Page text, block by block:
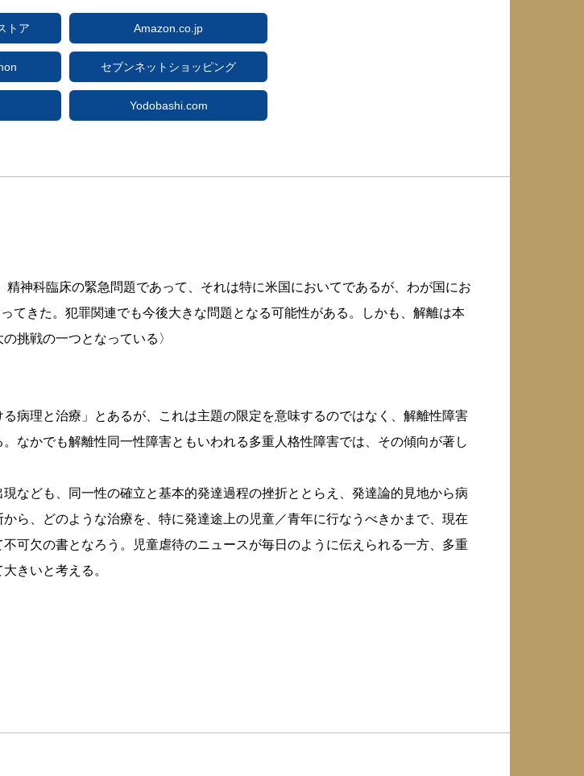
トア Amazon.co.jp
セブンネットショッピング
Yodobashi.com
神科臨床の緊急問題であって、それは特に米国においてであるが、わが国にお
てきた。犯罪関連でも今後大きな問題となる可能性がある。しかも、解離は本
挑戦の一つとなっている〉
病理と治療」とあるが、これは主題の限定を意味するのではなく、解離性障害
なかでも解離性同一性障害ともいわれる多重人格性障害では、その傾向が著し
なども、同一性の確立と基本的発達過程の挫折ととらえ、発達論的見地から病
ら、どのような治療を、特に発達途上の児童／青年に行なうべきかまで、現在
可欠の書となろう。児童虐待のニュースが毎日のように伝えられる一方、多重
きいと考える。